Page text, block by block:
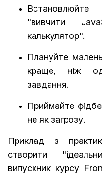
"вивчити
калькулятор".
Плануйте
краще, ніж
завдання.
Приймайте
не як загрозу.
Приклад з
створити
випускник курсу